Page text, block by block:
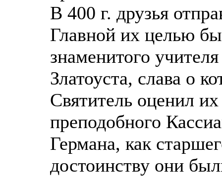
В 400 г. друзья
Главной их целью
знаменитого
Златоуста, слава о
Святитель оценил
преподобного
Германа, как
достоинству они